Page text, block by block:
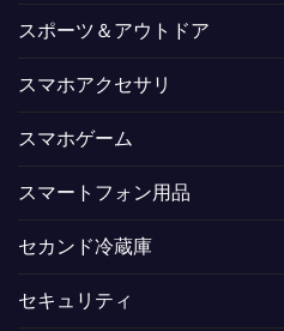
スポーツ＆アウトドア
スマホアクセサリ
スマホゲーム
スマートフォン用品
セカンド冷蔵庫
セキュリティ